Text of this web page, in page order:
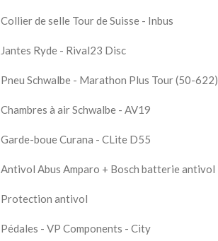
Collier de selle Tour de Suisse - Inbus
Jantes Ryde - Rival23 Disc
Pneu Schwalbe - Marathon Plus Tour (50-622)
Chambres à air Schwalbe - AV19
Garde-boue Curana - CLite D55
Antivol Abus Amparo + Bosch batterie antivol
Protection antivol
Pédales - VP Components - City